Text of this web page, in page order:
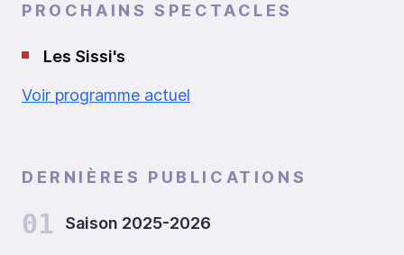
PROCHAINS SPECTACLES
Les Sissi's
Voir programme actuel
DERNIÈRES PUBLICATIONS
01 Saison 2025-2026